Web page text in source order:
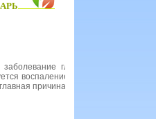
глаз, подобное
воспалением роговой оболочки
причина слепоты в